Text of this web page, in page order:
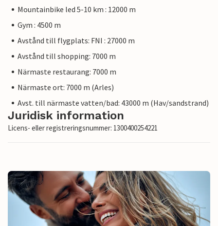
Mountainbike led 5-10 km : 12000 m
Gym : 4500 m
Avstånd till flygplats: FNI : 27000 m
Avstånd till shopping: 7000 m
Närmaste restaurang: 7000 m
Närmaste ort: 7000 m (Arles)
Avst. till närmaste vatten/bad: 43000 m (Hav/sandstrand)
Juridisk information
Licens- eller registreringsnummer: 1300400254221